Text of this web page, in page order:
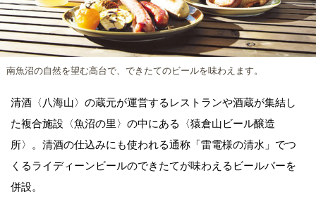
南魚沼の自然を望む高台で、できたてのビールを味わえます。
清酒〈八海山〉の蔵元が運営するレストランや酒蔵が集結し
た複合施設〈魚沼の里〉の中にある〈猿倉山ビール醸造
所〉。清酒の仕込みにも使われる通称「雷電様の清水」でつ
くるライディーンビールのできたてが味わえるビールバーを
併設。